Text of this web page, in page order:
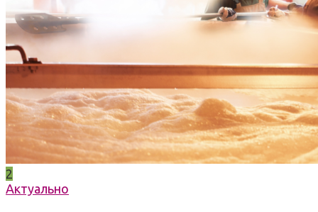
2
Актуально